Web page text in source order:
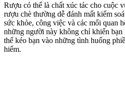
Rượu có thể là chất xúc tác cho cuộc
rượu chè thường dễ đánh mất kiểm
sức khỏe, công việc và các mối quan
những người này không chỉ khiến
thể kéo bạn vào những tình huống
hiểm.